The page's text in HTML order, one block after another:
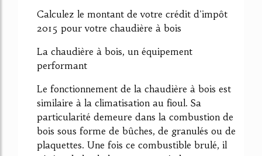
Calculez le montant de votre crédit d'impôt
2015 pour votre chaudière à bois
La chaudière à bois, un équipement
performant
Le fonctionnement de la chaudière à bois est
similaire à la climatisation au fioul. Sa
particularité demeure dans la combustion de
bois sous forme de bûches, de granulés ou de
plaquettes. Une fois ce combustible brulé, il